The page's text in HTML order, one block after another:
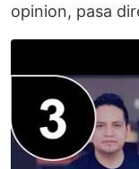
opinion, pasa